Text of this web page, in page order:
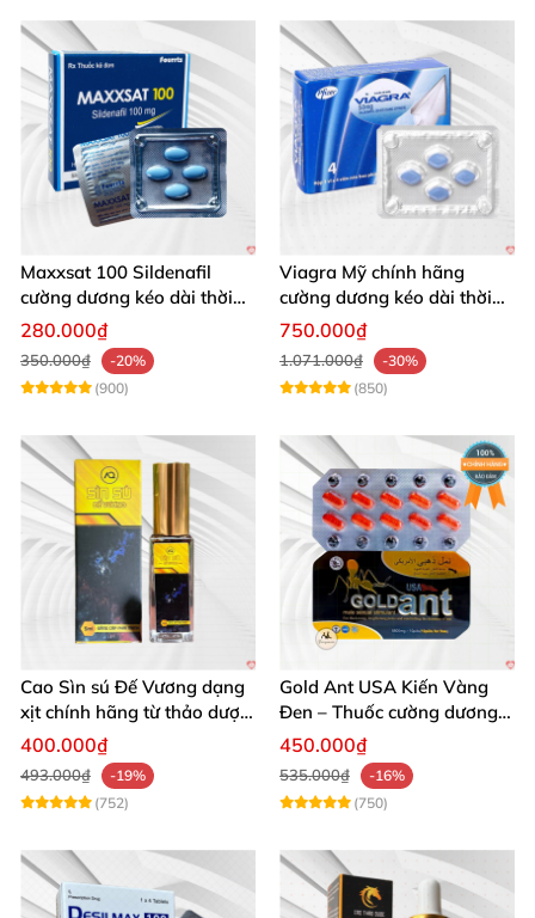
Maxxsat 100 Sildenafil
cường dương kéo dài thời
gian cho nam
280.000₫
350.000₫
-20%
(900)
Viagra Mỹ chính hãng
cường dương kéo dài thời
gian nhập khẩu
750.000₫
1.071.000₫
-30%
(850)
Cao Sìn sú Đế Vương dạng
xịt chính hãng từ thảo dược
Ê Đê Việt Nam
400.000₫
493.000₫
-19%
(752)
Gold Ant USA Kiến Vàng
Đen – Thuốc cường dương
tăng sinh lý nam mạnh
450.000₫
535.000₫
-16%
(750)